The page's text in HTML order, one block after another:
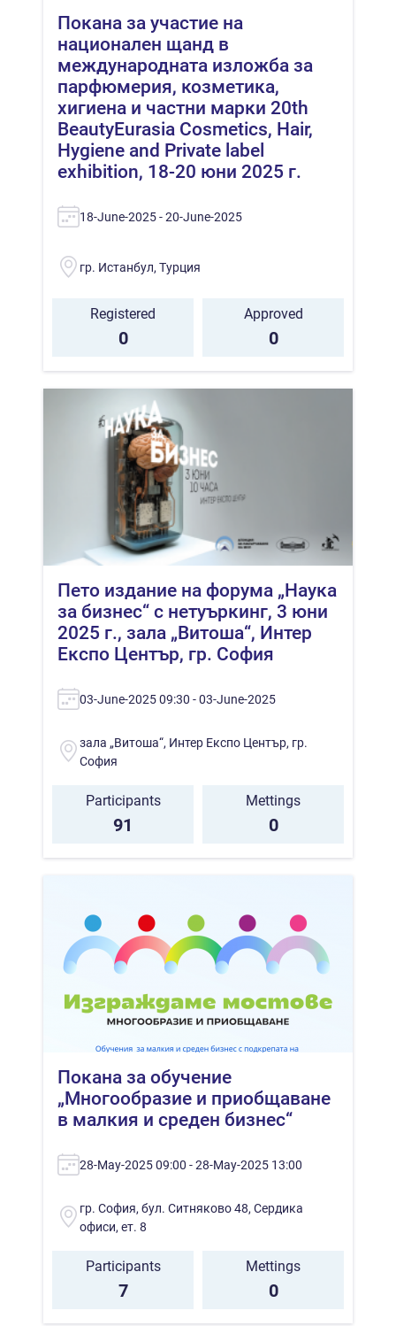
Покана за участие на
национален щанд в
международната изложба за
парфюмерия, козметика,
хигиена и частни марки 20th
BeautyEurasia Cosmetics, Hair,
Hygiene and Private label
exhibition, 18-20 юни 2025 г.
18-June-2025 - 20-June-2025
гр. Истанбул, Турция
Registered
0
Approved
0
Пето издание на форума „Наука
за бизнес“ с нетуъркинг, 3 юни
2025 г., зала „Витоша“, Интер
Експо Център, гр. София
03-June-2025 09:30 - 03-June-2025
зала „Витоша“, Интер Експо Център, гр.
София
Participants
91
Mettings
0
Покана за обучение
„Многообразие и приобщаване
в малкия и среден бизнес“
28-May-2025 09:00 - 28-May-2025 13:00
гр. София, бул. Ситняково 48, Сердика
офиси, ет. 8
Participants
7
Mettings
0